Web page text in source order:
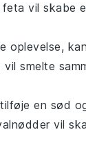
feta vil skabe
oplevelse,
vil smelte
en sød
vil